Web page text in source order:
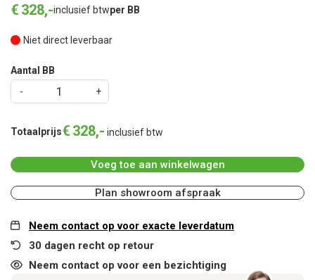
€ 328,-inclusief btwper BB
Niet direct leverbaar
Aantal BB
Totaalprijs€ 328,- inclusief btw
Voeg toe aan winkelwagen
Plan showroom afspraak
Neem contact op voor exacte leverdatum
30 dagen recht op retour
Neem contact op voor een bezichtiging